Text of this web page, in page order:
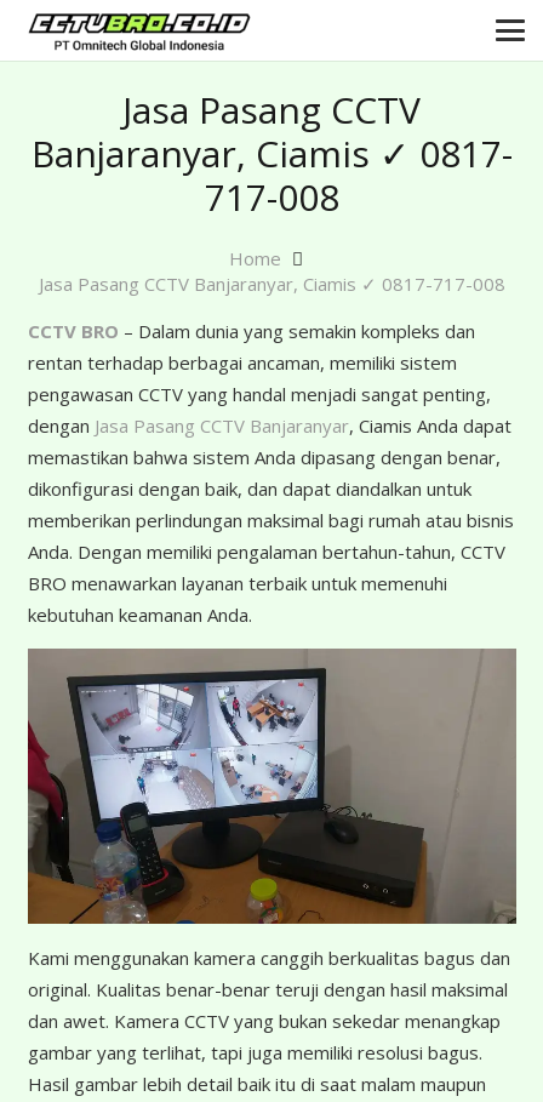
Jasa Pasang CCTV
Banjaranyar, Ciamis ✓ 0817-
717-008
Home
Jasa Pasang CCTV Banjaranyar, Ciamis ✓ 0817-717-008
CCTV BRO – Dalam dunia yang semakin kompleks dan
rentan terhadap berbagai ancaman, memiliki sistem
pengawasan CCTV yang handal menjadi sangat penting,
dengan Jasa Pasang CCTV Banjaranyar, Ciamis Anda dapat
memastikan bahwa sistem Anda dipasang dengan benar,
dikonfigurasi dengan baik, dan dapat diandalkan untuk
memberikan perlindungan maksimal bagi rumah atau bisnis
Anda. Dengan memiliki pengalaman bertahun-tahun, CCTV
BRO menawarkan layanan terbaik untuk memenuhi
kebutuhan keamanan Anda.
Kami menggunakan kamera canggih berkualitas bagus dan
original. Kualitas benar-benar teruji dengan hasil maksimal
dan awet. Kamera CCTV yang bukan sekedar menangkap
gambar yang terlihat, tapi juga memiliki resolusi bagus.
Hasil gambar lebih detail baik itu di saat malam maupun